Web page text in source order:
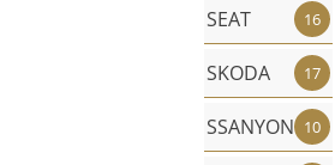
SEAT 16
SKODA 17
SSANYONG10